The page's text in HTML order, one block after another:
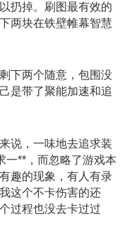
扔掉。刷图最有效的
两块在铁壁帷幕智慧
两个随意，包围没
是带了聚能加速和追
，一味地去追求装
一**，而忽略了游戏本
趣的现象，有人有录
这个不卡伤害的还
过程也没去卡过过